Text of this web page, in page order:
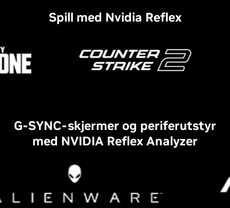
Spill med Nvidia Reflex
G-SYNC-skjermer og periferutstyr
med NVIDIA Reflex Analyzer